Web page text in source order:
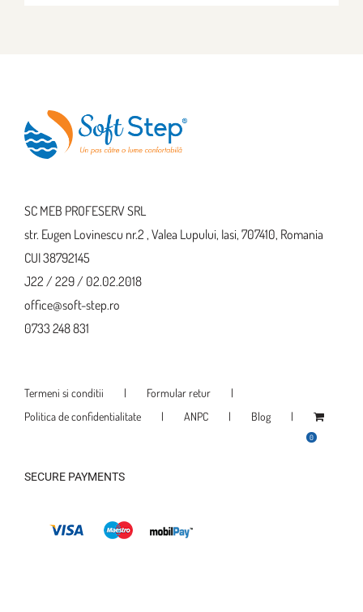
SC MEB PROFESERV SRL
str. Eugen Lovinescu nr.2 , Valea Lupului, Iasi, 707410, Romania
CUI 38792145
J22 / 229 / 02.02.2018
office@soft-step.ro
0733 248 831
Termeni si conditii
Formular retur
Politica de confidentialitate
ANPC Blog
0
SECURE PAYMENTS